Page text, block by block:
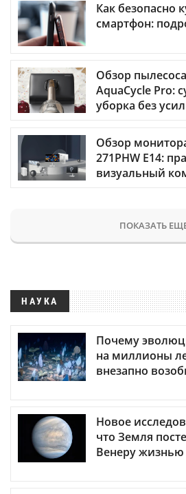
Как безопасно
смартфон:
Обзор
AquaCycle Pro:
уборка без
Обзор
271PHW E14:
визуальный
ПОКАЗАТЬ
НАУКА
Почему
на миллионы
внезапно
Новое
что Земля
Венеру жизнью